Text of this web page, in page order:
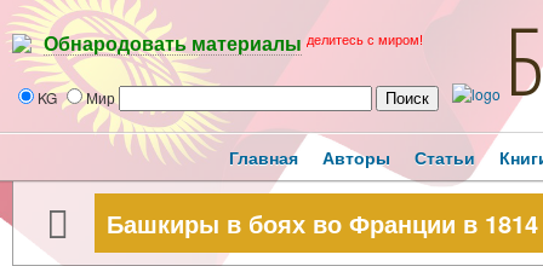
Обнародовать материалы делитесь с миром!
KG Мир
Главная Авторы Статьи
Башкиры в боях во Франции в 1814